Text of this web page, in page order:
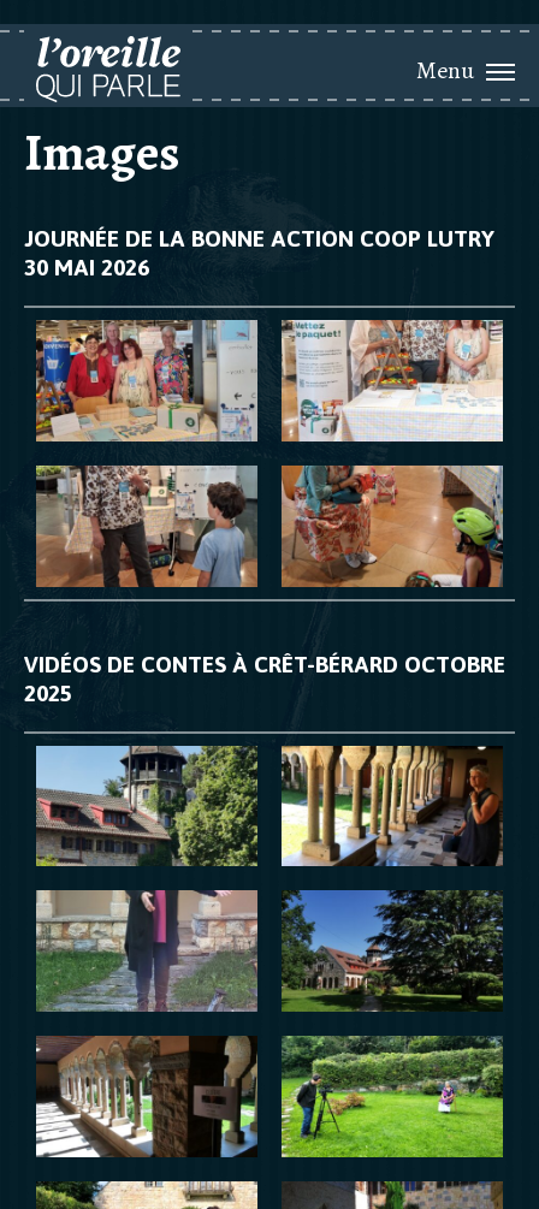
Menu
Images
JOURNÉE DE LA BONNE ACTION COOP LUTRY
30 MAI 2026
VIDÉOS DE CONTES À CRÊT-BÉRARD OCTOBRE
2025